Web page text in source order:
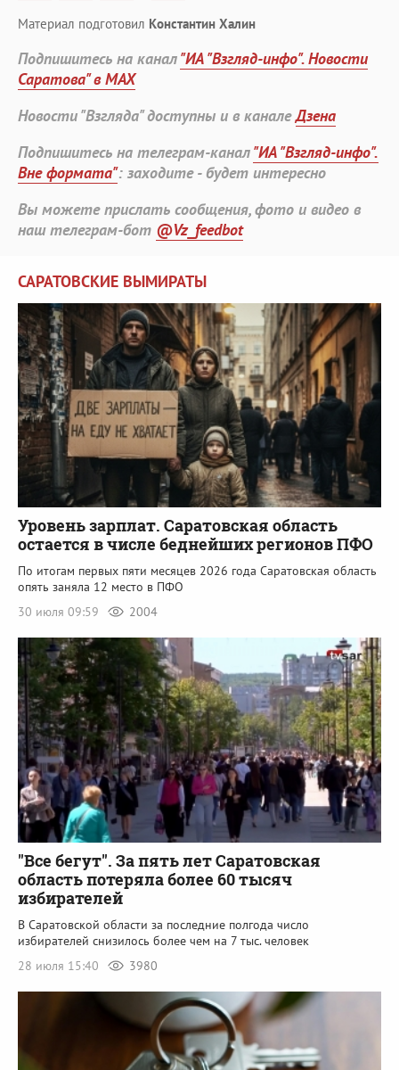
Материал подготовил Константин Халин
Подпишитесь на канал"ИА "Взгляд-инфо". Новости
Саратова" в MAX
Новости "Взгляда" доступны и в каналеДзена
Подпишитесь на телеграм-канал"ИА "Взгляд-инфо".
Вне формата": заходите - будет интересно
Вы можете прислать сообщения, фото и видео в
наш телеграм-бот @Vz_feedbot
САРАТОВСКИЕ ВЫМИРАТЫ
Уровень зарплат. Саратовская область
остается в числе беднейших регионов ПФО
По итогам первых пяти месяцев 2026 года Саратовская область
опять заняла 12 место в ПФО
30 июля 09:59
2004
"Все бегут". За пять лет Саратовская
область потеряла более 60 тысяч
избирателей
В Саратовской области за последние полгода число
избирателей снизилось более чем на 7 тыс. человек
28 июля 15:40
3980